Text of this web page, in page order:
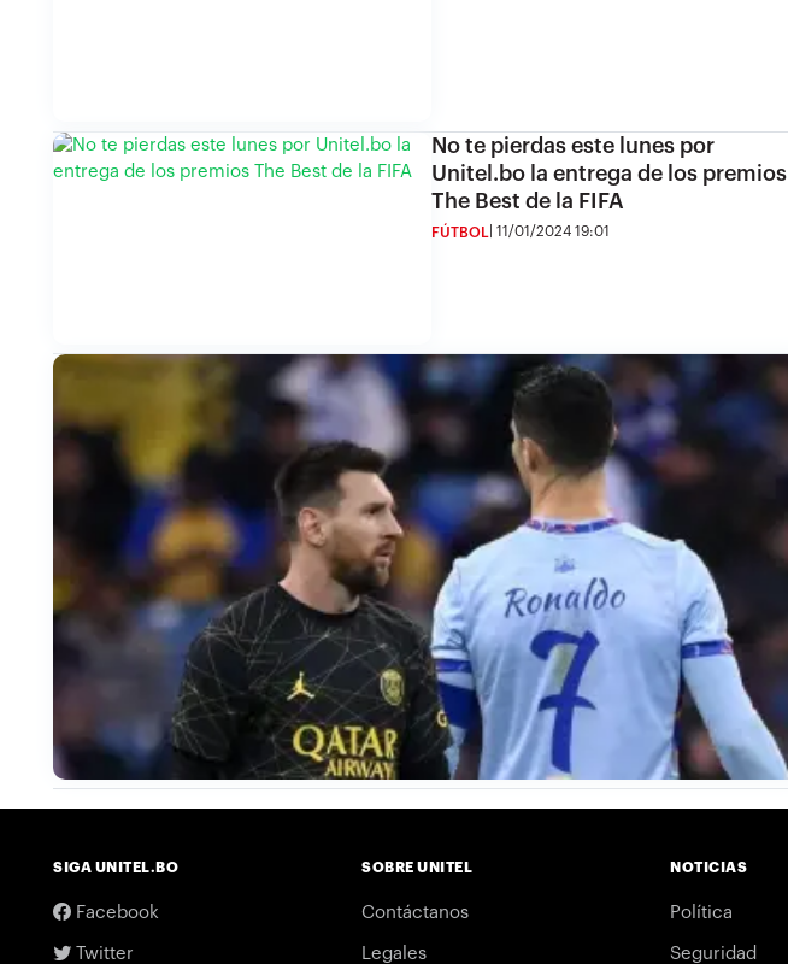
No te pierdas este lunes por
Unitel.bo la entrega de los premios
The Best de la FIFA
FÚTBOL 11/01/2024 19:01
SIGA UNITEL.BO
Facebook
Twitter
SOBRE UNITEL
Contáctanos
Legales
NOTICIAS
Política
Seguridad